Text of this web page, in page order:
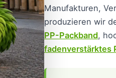
Manufakturen,
produzieren wir
PP-Packband,
fadenverstärktes